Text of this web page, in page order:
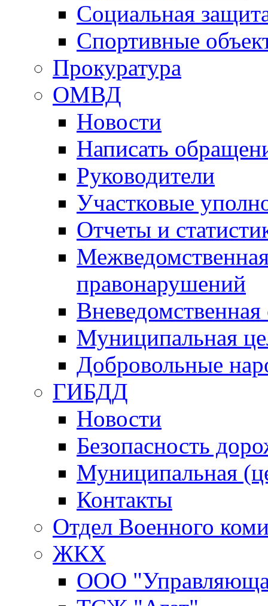
Социальная
Спортивные
Прокуратура
ОМВД
Новости
Написать
Руководители
Участковые
Отчеты и
правонарушений
Вневедомственная
Муниципальная
Добровольные
ГИБДД
Новости
Безопасность
Муниципальная
Контакты
Отдел Военного
ЖКХ
ООО